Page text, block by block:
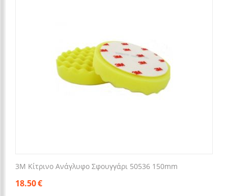
3M Κίτρινο Ανάγλυφο Σφουγγάρι 50536 150mm
18.50€